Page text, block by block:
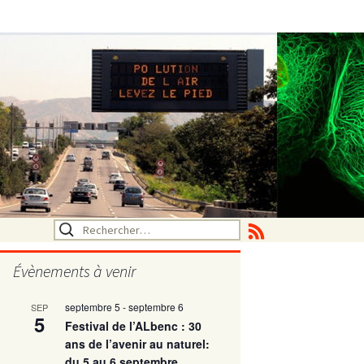
Rechercher :
Évènements à venir
SEP
5
septembre 5 -septembre 6
Festival de l’ALbenc : 30
ans de l’avenir au naturel: